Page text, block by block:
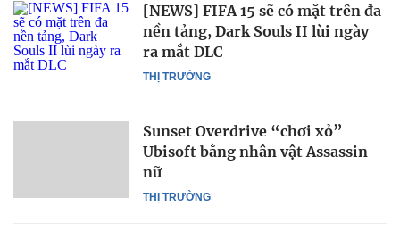
THỊ TRƯỜNG
[NEWS] FIFA 15 sẽ có mặt trên đa
nền tảng, Dark Souls II lùi ngày
ra mắt DLC
THỊ TRƯỜNG
Sunset Overdrive “chơi xỏ”
Ubisoft bằng nhân vật Assassin
nữ